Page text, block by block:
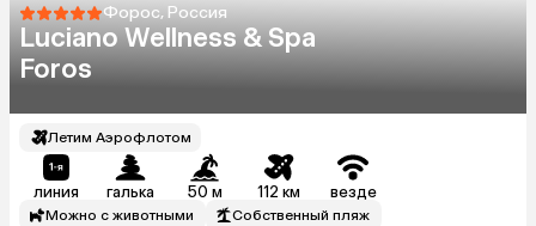
Форос, Россия
Luciano Wellness & Spa
Foros
Летим Аэрофлотом
линия галька 50 м 112 км везде
Можно с животными Собственный пляж